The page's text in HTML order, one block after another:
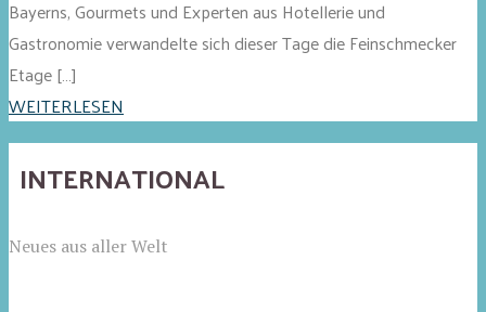
Bayerns, Gourmets und Experten aus Hotellerie und
Gastronomie verwandelte sich dieser Tage die Feinschmecker
Etage […]
WEITERLESEN
INTERNATIONAL
Neues aus aller Welt